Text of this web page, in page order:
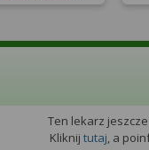
Ten lekarz
Kliknijtutaj, a
temat